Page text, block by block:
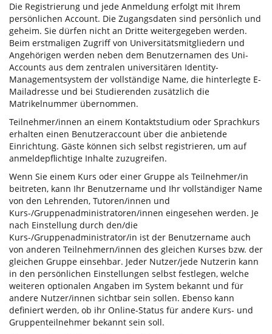
Die Registrierung und jede Anmeldung erfolgt mit Ihrem
persönlichen Account. Die Zugangsdaten sind persönlich und
geheim. Sie dürfen nicht an Dritte weitergegeben werden.
Beim erstmaligen Zugriff von Universitätsmitgliedern und
Angehörigen werden neben dem Benutzernamen des Uni-
Accounts aus dem zentralen universitären Identity-
Managementsystem der vollständige Name, die hinterlegte E-
Mailadresse und bei Studierenden zusätzlich die
Matrikelnummer übernommen.
Teilnehmer/innen an einem Kontaktstudium oder Sprachkurs
erhalten einen Benutzeraccount über die anbietende
Einrichtung. Gäste können sich selbst registrieren, um auf
anmeldepflichtige Inhalte zuzugreifen.
Wenn Sie einem Kurs oder einer Gruppe als Teilnehmer/in
beitreten, kann Ihr Benutzername und Ihr vollständiger Name
von den Lehrenden, Tutoren/innen und
Kurs-/Gruppenadministratoren/innen eingesehen werden. Je
nach Einstellung durch den/die
Kurs-/Gruppenadministrator/in ist der Benutzername auch
von anderen Teilnehmern/innen des gleichen Kurses bzw. der
gleichen Gruppe einsehbar. Jeder Nutzer/jede Nutzerin kann
in den persönlichen Einstellungen selbst festlegen, welche
weiteren optionalen Angaben im System bekannt und für
andere Nutzer/innen sichtbar sein sollen. Ebenso kann
definiert werden, ob ihr Online-Status für andere Kurs- und
Gruppenteilnehmer bekannt sein soll.